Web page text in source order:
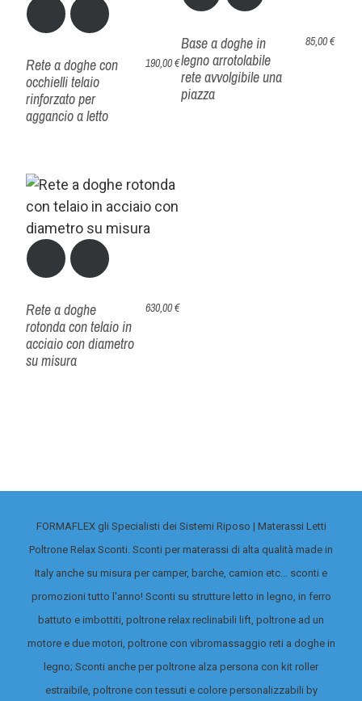
Rete a doghe con
occhielli telaio
rinforzato per
aggancio a letto
190,00 €
Base a doghe in
legno arrotolabile
rete avvolgibile una
piazza
85,00 €
Rete a doghe
rotonda con telaio in
acciaio con diametro
su misura
630,00 €
FORMAFLEX gli Specialisti dei Sistemi Riposo | Materassi Letti
Poltrone Relax Sconti. Sconti per materassi di alta qualità made in
Italy anche su misura per camper, barche, camion etc... sconti e
promozioni tutto l'anno! Sconti su strutture letto in legno, in ferro
battuto e imbottiti, poltrone relax reclinabili lift, poltrone ad un
motore e due motori, poltrone con vibromassaggio reti a doghe in
legno; Sconti anche per poltrone alza persona con kit roller
estraibile, poltrone con tessuti e colore personalizzabili by